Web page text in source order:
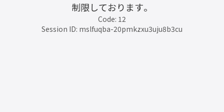
制限しております。
Code: 12
Session ID: mslfuqba-20pmkzxu3uju8b3cu